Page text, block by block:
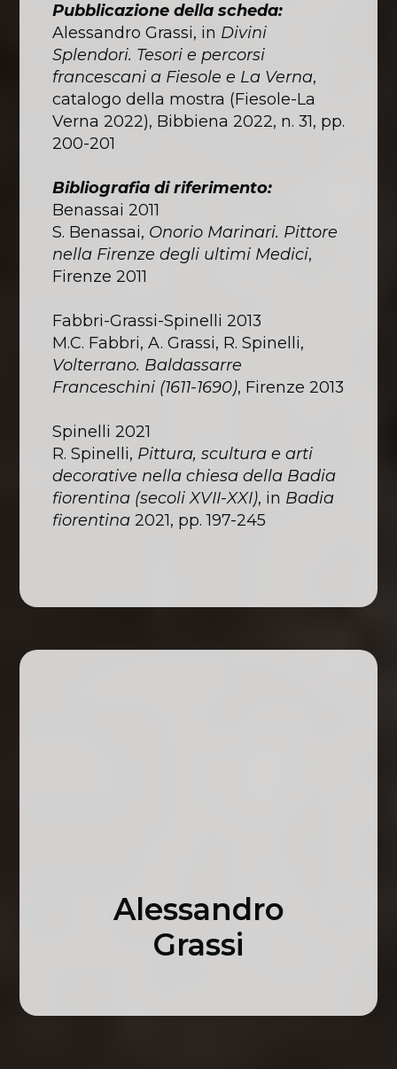
Pubblicazione della scheda:
Alessandro Grassi, in Divini
Splendori. Tesori e percorsi
francescani a Fiesole e La Verna,
catalogo della mostra (Fiesole-La
Verna 2022), Bibbiena 2022, n. 31, pp.
200-201
Bibliografia di riferimento:
Benassai 2011
S. Benassai, Onorio Marinari. Pittore
nella Firenze degli ultimi Medici,
Firenze 2011
Fabbri-Grassi-Spinelli 2013
M.C. Fabbri, A. Grassi, R. Spinelli,
Volterrano. Baldassarre
Franceschini (1611-1690), Firenze 2013
Spinelli 2021
R. Spinelli, Pittura, scultura e arti
decorative nella chiesa della Badia
fiorentina (secoli XVII-XXI), in Badia
fiorentina2021, pp. 197-245
Alessandro
Grassi